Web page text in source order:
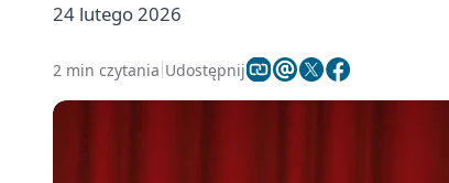
24 lutego 2026
2 min czytania Udostępnij